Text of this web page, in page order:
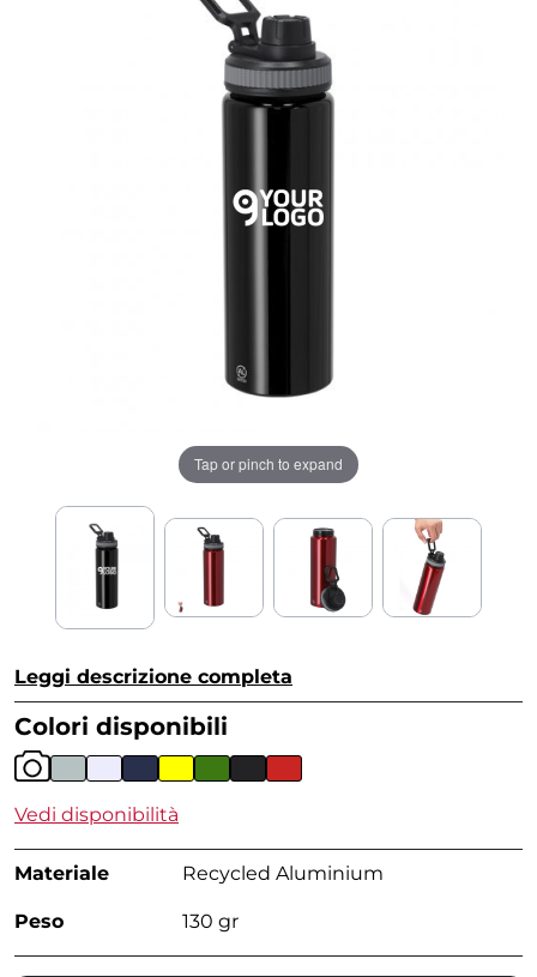
Tap or pinch to expand
Leggi descrizione completa
Colori disponibili
Vedi disponibilità
Materiale Recycled Aluminium
Peso 130 gr